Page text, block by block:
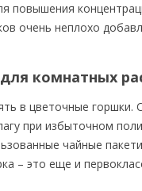
повышения
очень неплохо
комнатных
в цветочные горшки.
при избыточном
чайные
– это еще и